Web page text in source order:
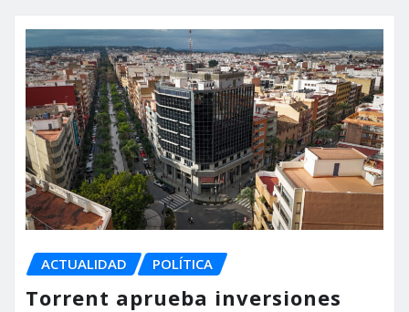
ACTUALIDAD POLÍTICA
Torrent aprueba inversiones